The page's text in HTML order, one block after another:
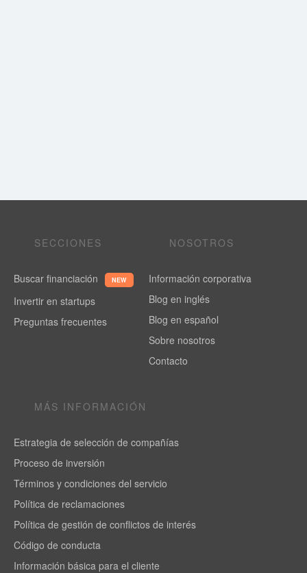
SECCIONES
Buscar financiación NEW
Invertir en startups
Preguntas frecuentes
NOSOTROS
Información corporativa
Blog en inglés
Blog en español
Sobre nosotros
Contacto
MÁS INFORMACIÓN
Estrategia de selección de compañías
Proceso de inversión
Términos y condiciones del servicio
Política de reclamaciones
Política de gestión de conflictos de interés
Código de conducta
Información básica para el cliente